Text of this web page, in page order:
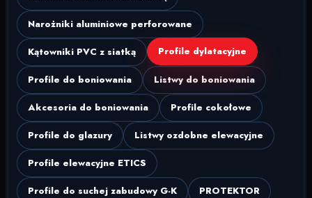
Narożniki aluminiowe perforowane
Kątowniki PVC z siatką Profile dylatacyjne
Profile do boniowania Listwy do boniowania
Akcesoria do boniowania Profile cokołowe
Profile do glazury Listwy ozdobne elewacyjne
Profile elewacyjne ETICS
Profile do suchej zabudowy G-K PROTEKTOR